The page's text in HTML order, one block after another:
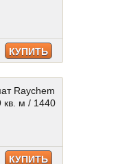
КУПИТЬ
Raychem
кв. м / 1440
КУПИТЬ